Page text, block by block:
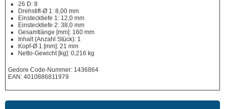
26 D: 8
Drehstift-Ø 1: 8,00 mm
Einstecktiefe 1: 12,0 mm
Einstecktiefe 2: 38,0 mm
Gesamtlänge [mm]: 160 mm
Inhalt (Anzahl Stück): 1
Kopf-Ø 1 [mm]: 21 mm
Netto-Gewicht [kg]: 0,216 kg
Gedore Code-Nummer: 1436864
EAN: 4010886811979